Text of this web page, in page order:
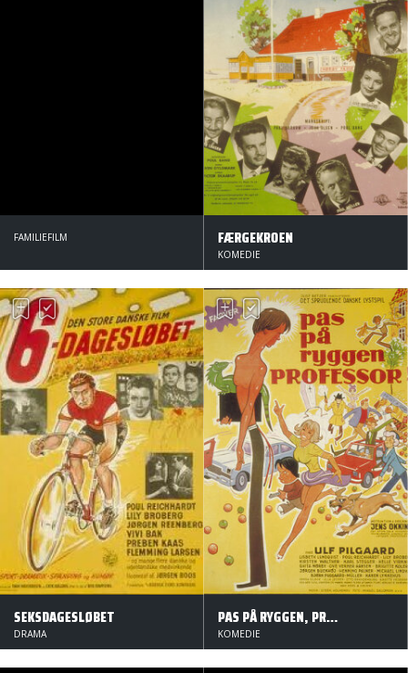
FAMILIEFILM FÆRGEKROEN
KOMEDIE
SEKSDAGESLØBET
DRAMA
PAS PÅ RYGGEN, PROFESSOR
KOMEDIE